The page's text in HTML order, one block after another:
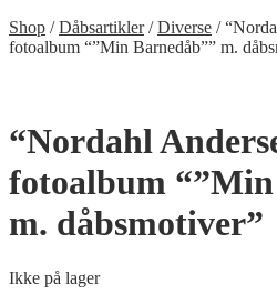
Shop /Dåbsartikler/Diverse /
fotoalbum “”Min Barnedåb”” m.
“Nordahl
fotoalbum
m. dåbsmotiver”
Ikke på lager